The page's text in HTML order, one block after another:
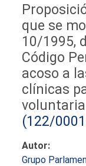
que se
10/1995,
Código
acoso a
clínicas
(122/
Autor:
Grupo